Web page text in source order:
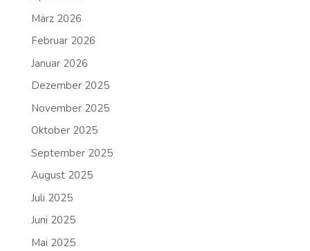
März 2026
Februar 2026
Januar 2026
Dezember 2025
November 2025
Oktober 2025
September 2025
August 2025
Juli 2025
Juni 2025
Mai 2025